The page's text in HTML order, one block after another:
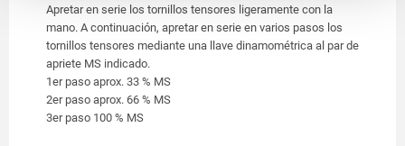
Apretar en serie los tornillos tensores ligeramente con la
mano. A continuación, apretar en serie en varios pasos los
tornillos tensores mediante una llave dinamométrica al par de
apriete MS indicado.
1er paso aprox. 33 % MS
2er paso aprox. 66 % MS
3er paso 100 % MS